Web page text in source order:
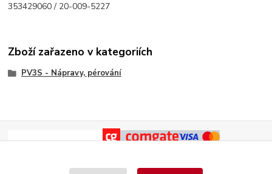
353429060 / 20-009-5227
Zboží zařazeno v kategoriích
PV3S - Nápravy, pérování